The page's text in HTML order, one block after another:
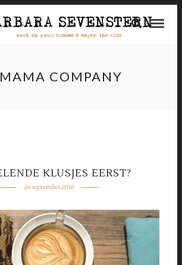
COMPANY
KLUSJES EERST?
26 september 2016